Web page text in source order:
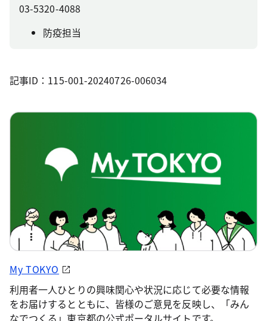
03-5320-4088
防疫担当
記事ID：115-001-20240726-006034
My TOKYO
利用者一人ひとりの興味関心や状況に応じて必要な情報
をお届けするとともに、皆様のご意見を反映し、「みん